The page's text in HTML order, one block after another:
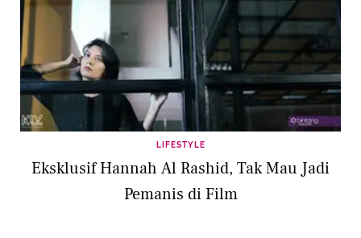
LIFESTYLE
Eksklusif Hannah Al Rashid, Tak Mau Jadi
Pemanis di Film